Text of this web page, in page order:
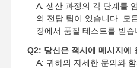
A: 생산 과정의 각 단계를
의 전담 팀이 있습니다. 모
장에서 품질 테스트를 받습
Q2: 당신은 적시에 메시지에
A: 귀하의 자세한 문의와